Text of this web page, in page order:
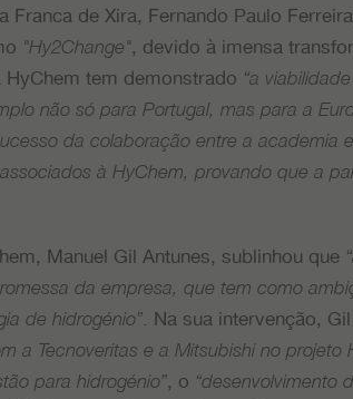
Franca de Xira, Fernando Paulo
"Hy2Change", devido à imensa
tem demonstrado “a
não só para Portugal, mas para a
da colaboração entre a academia
à HyChem, provando que a
Manuel Gil Antunes, sublinhou que
da empresa, que tem como
de hidrogénio”. Na sua intervenção,
a Tecnoveritas e a Mitsubishi no projeto
para hidrogénio”, o “desenvolvimento